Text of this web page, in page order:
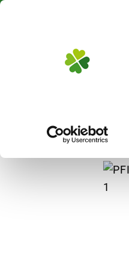
Vogelbedarf